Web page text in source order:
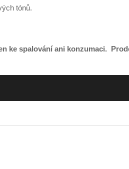
tónů.
ke spalování ani konzumaci.